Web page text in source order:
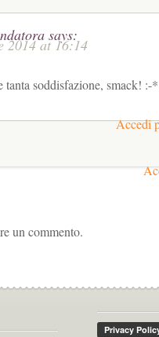
says:
2014 at 16:14
tanta soddisfazione, smack! :-*
Accedi
un commento.